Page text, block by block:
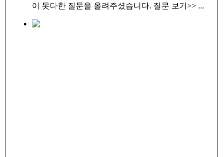
이 못다한 질문을 올려주셨습니다. 질문 보기>> ...